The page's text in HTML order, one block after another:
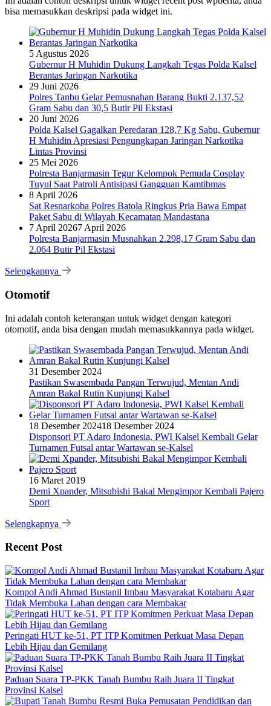
bisa memasukkan deskripsi pada widget ini.
5 Agustus 2026
Gubernur H Muhidin Dukung Langkah Tegas Polda Kalsel
Berantas Jaringan Narkotika
29 Juni 2026
Polres Tanbu Gelar Pemusnahan Barang Bukti 2.137,52
Gram Sabu dan 30,5 Butir Pil Ekstasi
20 Juni 2026
Polda Kalsel Gagalkan Peredaran 128,7 Kg Sabu, Gubernur
H Muhidin Apresiasi Pengungkapan Jaringan Narkotika
Lintas Provinsi
25 Mei 2026
Polresta Banjarmasin Tegur Kelompok Pemuda Cosplay
Tuyul Saat Patroli Antisipasi Gangguan Kamtibmas
8 April 2026
Sat Resnarkoba Polres Batola Ringkus Pria Bawa Empat
Paket Sabu di Wilayah Kecamatan Mandastana
7 April 20267 April 2026
Polresta Banjarmasin Musnahkan 2.298,17 Gram Sabu dan
2.064 Butir Pil Ekstasi
Selengkapnya
Otomotif
Ini adalah contoh keterangan untuk widget dengan kategori
otomotif, anda bisa dengan mudah memasukkannya pada widget.
31 Desember 2024
Pastikan Swasembada Pangan Terwujud, Mentan Andi
Amran Bakal Rutin Kunjungi Kalsel
18 Desember 202418 Desember 2024
Disponsori PT Adaro Indonesia, PWI Kalsel Kembali Gelar
Turnamen Futsal antar Wartawan se-Kalsel
16 Maret 2019
Demi Xpander, Mitsubishi Bakal Mengimpor Kembali Pajero
Sport
Selengkapnya
Recent Post
Kompol Andi Ahmad Bustanil Imbau Masyarakat Kotabaru Agar
Tidak Membuka Lahan dengan cara Membakar
Peringati HUT ke-51, PT ITP Komitmen Perkuat Masa Depan
Lebih Hijau dan Gemilang
Paduan Suara TP-PKK Tanah Bumbu Raih Juara II Tingkat
Provinsi Kalsel